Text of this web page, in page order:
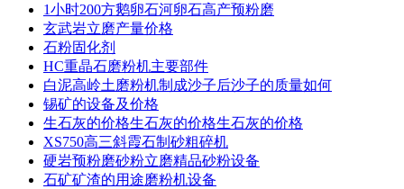
1小时200方鹅卵石河卵石高产预粉磨
玄武岩立磨产量价格
石粉固化剂
HC重晶石磨粉机主要部件
白泥高岭土磨粉机制成沙子后沙子的质量如何
锡矿的设备及价格
生石灰的价格生石灰的价格生石灰的价格
XS750高三斜霞石制砂粗碎机
硬岩预粉磨砂粉立磨精品砂粉设备
石矿矿渣的用途磨粉机设备